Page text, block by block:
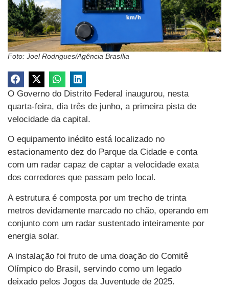
Foto: Joel Rodrigues/Agência Brasília
O Governo do Distrito Federal inaugurou, nesta
quarta-feira, dia três de junho, a primeira pista de
velocidade da capital.
O equipamento inédito está localizado no
estacionamento dez do Parque da Cidade e conta
com um radar capaz de captar a velocidade exata
dos corredores que passam pelo local.
A estrutura é composta por um trecho de trinta
metros devidamente marcado no chão, operando em
conjunto com um radar sustentado inteiramente por
energia solar.
A instalação foi fruto de uma doação do Comitê
Olímpico do Brasil, servindo como um legado
deixado pelos Jogos da Juventude de 2025.